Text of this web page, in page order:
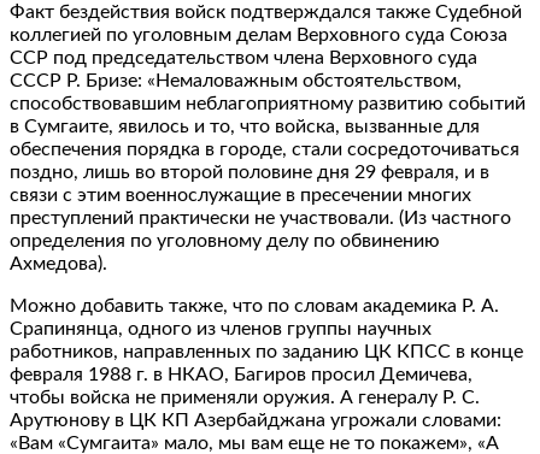
Факт бездействия войск подтверждался также Судебной
коллегией по уголовным делам Верховного суда Союза
ССР под председательством члена Верховного суда
СССР Р. Бризе: «Немаловажным обстоятельством,
способствовавшим неблагоприятному развитию событий
в Сумгаите, явилось и то, что войска, вызванные для
обеспечения порядка в городе, стали сосредоточиваться
поздно, лишь во второй половине дня 29 февраля, и в
связи с этим военнослужащие в пресечении многих
преступлений практически не участвовали. (Из частного
определения по уголовному делу по обвинению
Ахмедова).
Можно добавить также, что по словам академика Р. А.
Срапинянца, одного из членов группы научных
работников, направленных по заданию ЦК КПСС в конце
февраля 1988 г. в НКАО, Багиров просил Демичева,
чтобы войска не применяли оружия. А генералу Р. С.
Арутюнову в ЦК КП Азербайджана угрожали словами:
«Вам «Сумгаита» мало, мы вам еще не то покажем», «А